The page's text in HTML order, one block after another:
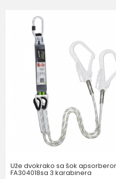
Brend
Poruka
Uže dvokrako sa šok
FA304018sa 3 karabinera